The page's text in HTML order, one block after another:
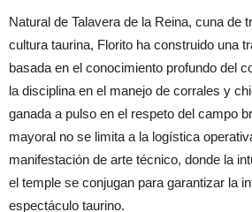
Natural de Talavera de la Reina, cuna de
cultura taurina, Florito ha construido una
basada en el conocimiento profundo del
la disciplina en el manejo de corrales y
ganada a pulso en el respeto del campo
mayoral no se limita a la logística
manifestación de arte técnico, donde la
el temple se conjugan para garantizar la
espectáculo taurino.